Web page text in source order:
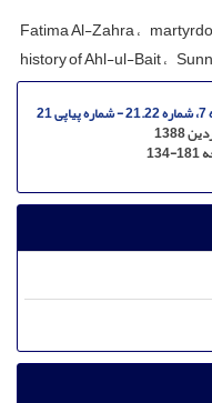
Fatima Al-Zahra
history of Ahl-ul-Bait
21
1388
134-181